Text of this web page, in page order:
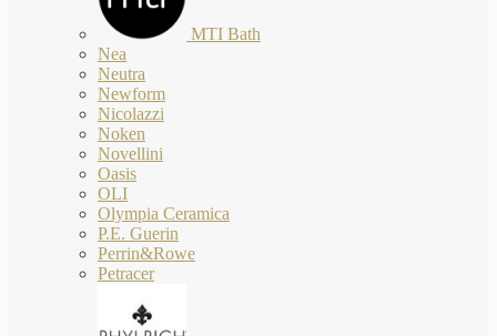
MTI Bath
Nea
Neutra
Newform
Nicolazzi
Noken
Novellini
Oasis
OLI
Olympia Ceramica
P.E. Guerin
Perrin&Rowe
Petracer